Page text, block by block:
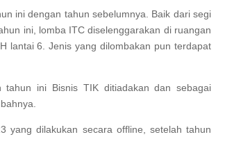
ini dengan tahun sebelumnya. Baik dari segi
ini, lomba ITC diselenggarakan di ruangan
lantai 6. Jenis yang dilombakan pun terdapat
tahun ini Bisnis TIK ditiadakan dan sebagai
yang dilakukan secara offline, setelah tahun